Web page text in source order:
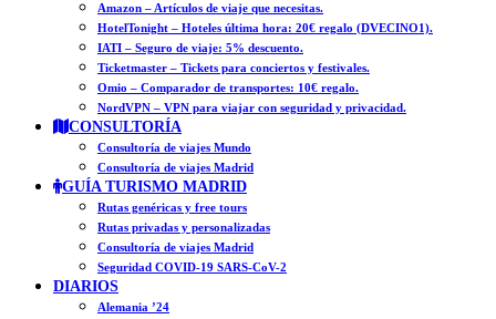
Amazon – Artículos de viaje que necesitas.
HotelTonight – Hoteles última hora: 20€ regalo (DVECINO1).
IATI – Seguro de viaje: 5% descuento.
Ticketmaster – Tickets para conciertos y festivales.
Omio – Comparador de transportes: 10€ regalo.
NordVPN – VPN para viajar con seguridad y privacidad.
CONSULTORÍA
Consultoría de viajes Mundo
Consultoría de viajes Madrid
GUÍA TURISMO MADRID
Rutas genéricas y free tours
Rutas privadas y personalizadas
Consultoría de viajes Madrid
Seguridad COVID-19 SARS-CoV-2
DIARIOS
Alemania ’24